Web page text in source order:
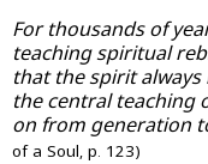
“For thousands of
teaching spiritual
that the spirit
the central teaching
on from generation
of a Soul, p. 123)